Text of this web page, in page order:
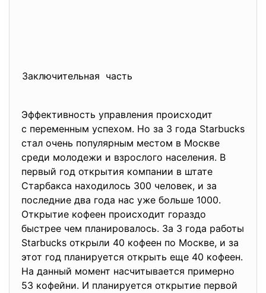
Заключительная часть
Эффективность управления происходит
с переменным успехом. Но за 3 года Starbucks
стал очень популярным местом в Москве
среди молодежи и взрослого населения. В
первый год открытия компании в штате
Старбакса находилось 300 человек, и за
последние два года нас уже больше 1000.
Открытие кофеен происходит гораздо
быстрее чем планировалось. За 3 года работы
Starbucks открыли 40 кофеен по Москве, и за
этот год планируется открыть еще 40 кофеен.
На данный момент насчитывается примерно
53 кофейни. И планируется открытие первой